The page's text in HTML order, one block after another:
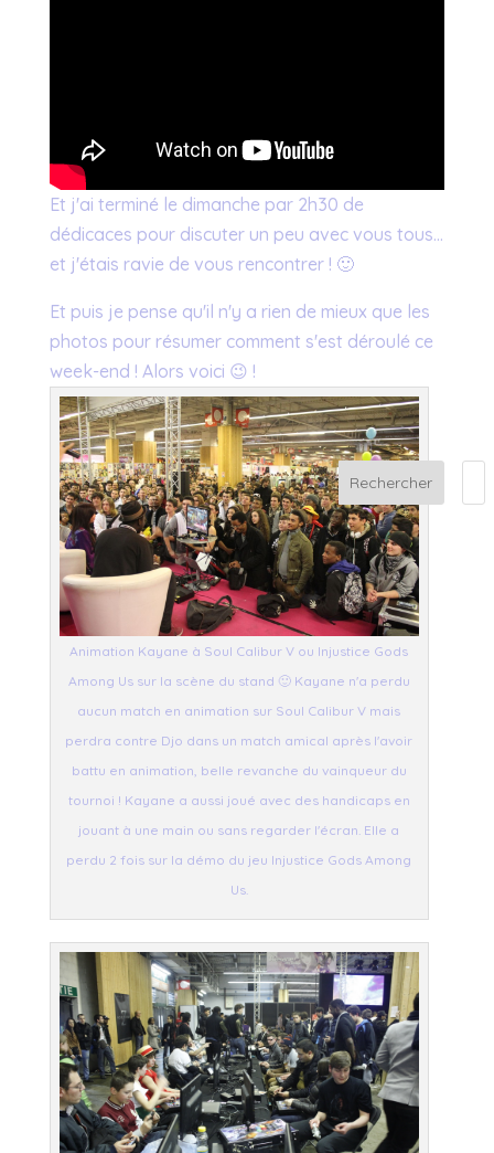
Et j'ai terminé le dimanche par 2h30 de
dédicaces pour discuter un peu avec vous tous…
et j'étais ravie de vous rencontrer ! 🙂
Et puis je pense qu'il n'y a rien de mieux que les
photos pour résumer comment s'est déroulé ce
week-end ! Alors voici 😉 !
Animation Kayane à Soul Calibur V ou Injustice Gods
Among Us sur la scène du stand 🙂 Kayane n'a perdu
aucun match en animation sur Soul Calibur V mais
perdra contre Djo dans un match amical après l'avoir
battu en animation, belle revanche du vainqueur du
tournoi ! Kayane a aussi joué avec des handicaps en
jouant à une main ou sans regarder l'écran. Elle a
perdu 2 fois sur la démo du jeu Injustice Gods Among
Us.
Rechercher